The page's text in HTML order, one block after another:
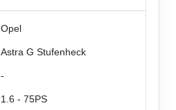
Opel
Astra G Stufenheck
-
1.6 - 75PS